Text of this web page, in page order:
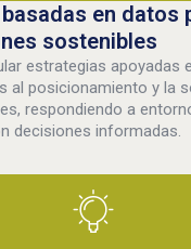
en datos
sostenibles
estrategias apoyadas
al posicionamiento y la
respondiendo a
decisiones informadas.